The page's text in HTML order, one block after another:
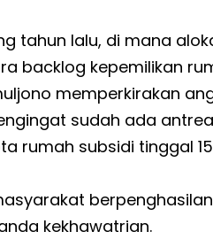
tahun lalu, di mana
backlog kepemilikan
memperkirakan
sudah ada
rumah subsidi tinggal
kekhawatrian.